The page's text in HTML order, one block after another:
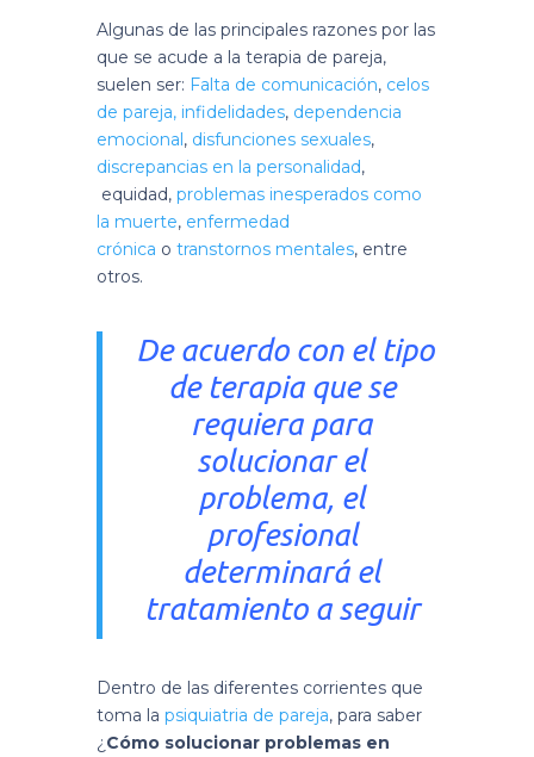
Algunas de las principales razones por las
que se acude a la terapia de pareja,
suelen ser: Falta de comunicación, celos
de pareja, infidelidades, dependencia
emocional, disfunciones sexuales,
discrepancias en la personalidad,
equidad, problemas inesperados como
la muerte, enfermedad
crónica o transtornos mentales, entre
otros.
De acuerdo con el tipo
de terapia que se
requiera para
solucionar el
problema, el
profesional
determinará el
tratamiento a seguir
Dentro de las diferentes corrientes que
toma la psiquiatria de pareja, para saber
¿ Cómo solucionar problemas en